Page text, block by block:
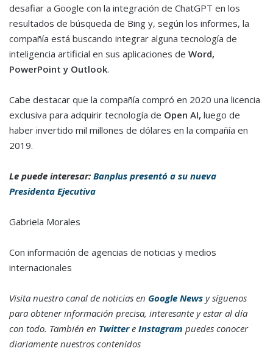
desafiar a Google con la integración de ChatGPT en los
resultados de búsqueda de Bing y, según los informes, la
compañía está buscando integrar alguna tecnología de
inteligencia artificial en sus aplicaciones de Word,
PowerPoint y Outlook.
Cabe destacar que la compañía compró en 2020 una licencia
exclusiva para adquirir tecnología de Open AI, luego de
haber invertido mil millones de dólares en la compañía en
2019.
Le puede interesar: Banplus presentó a su nueva
Presidenta Ejecutiva
Gabriela Morales
Con información de agencias de noticias y medios
internacionales
Visita nuestro canal de noticias en Google News y síguenos
para obtener información precisa, interesante y estar al día
con todo. También en Twittere Instagram puedes conocer
diariamente nuestros contenidos